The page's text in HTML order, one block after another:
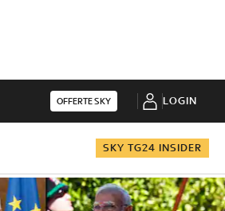
OFFERTE SKY LOGIN
SKY TG24 INSIDER